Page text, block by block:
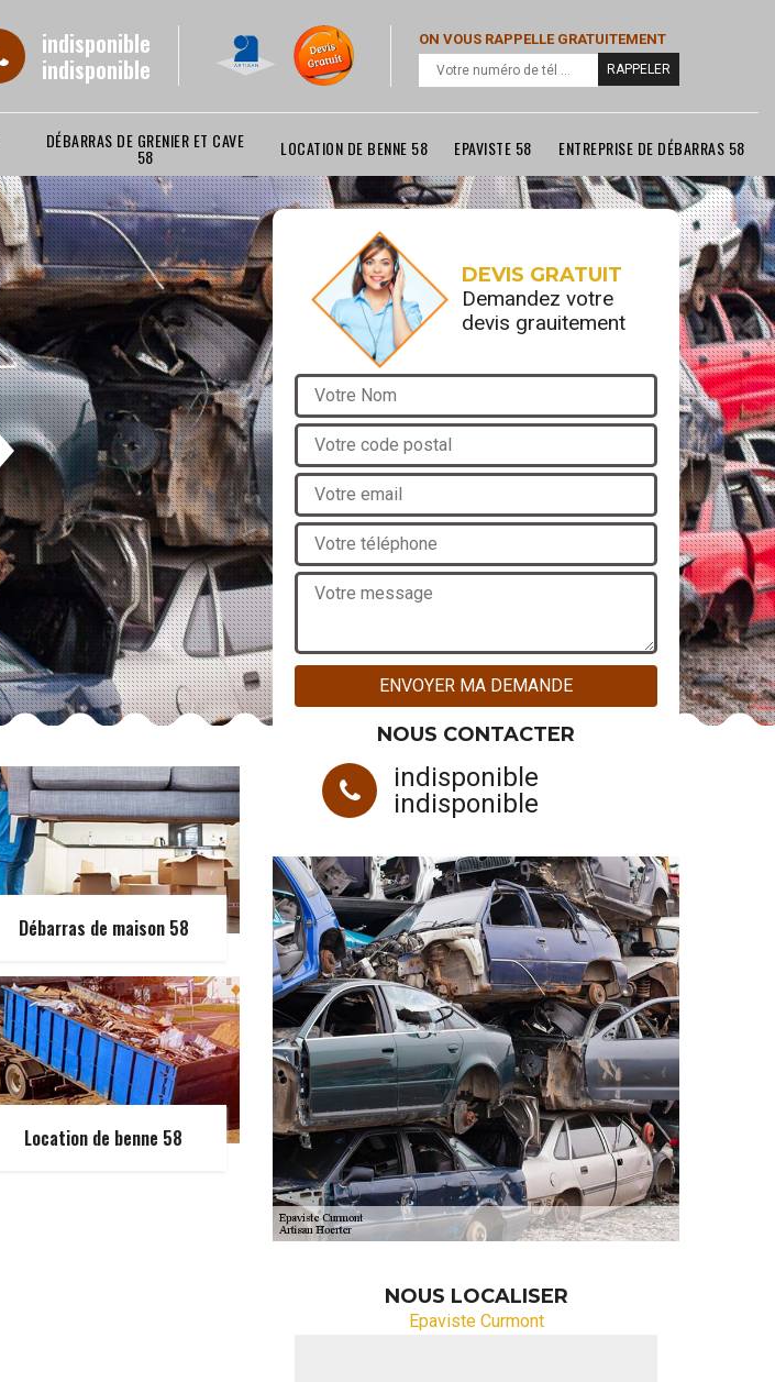
indisponible
indisponible
ON VOUS RAPPELLE GRATUITEMENT
DÉBARRAS DE GRENIER ET CAVE
58 LOCATION DE BENNE 58 EPAVISTE 58 ENTREPRISE DE DÉBARRAS 58
Débarras de maison 58
Location de benne 58
DEVIS GRATUIT
Demandez votre
devis grauitement
NOUS CONTACTER
indisponible
indisponible
NOUS LOCALISER
Epaviste Curmont